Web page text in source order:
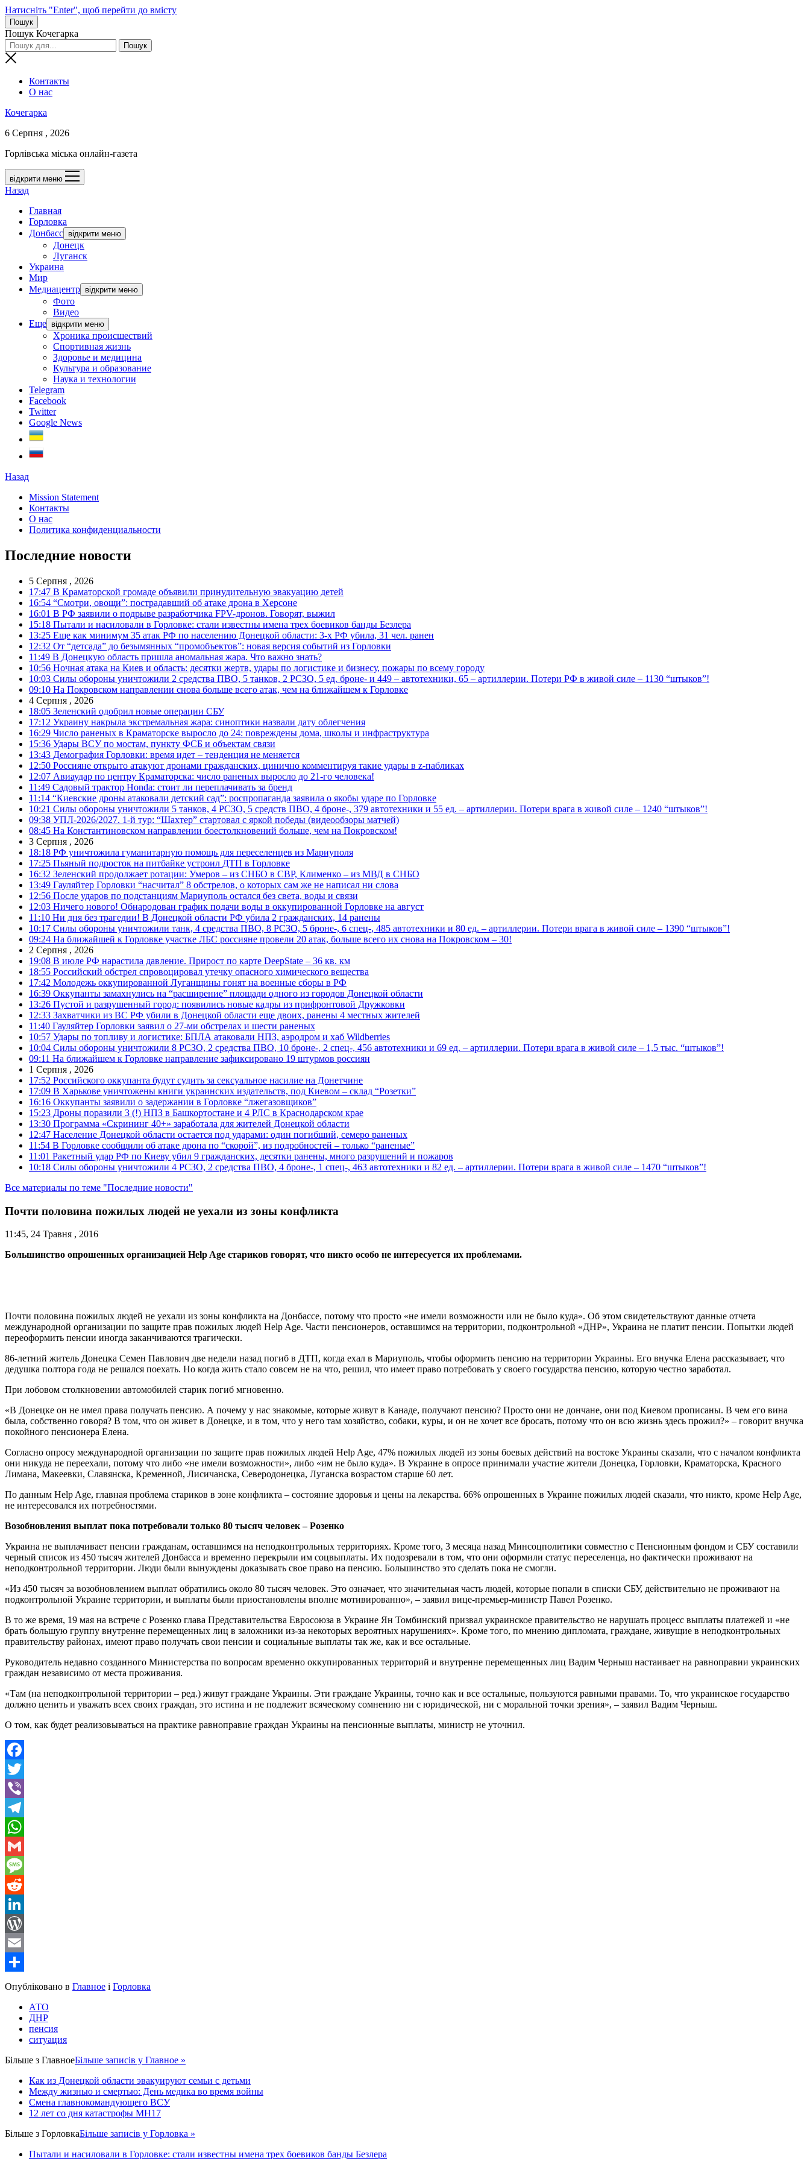
Натисніть "Enter", щоб перейти до вмісту
Пошук
Пошук Кочегарка
Контакты
О нас
Кочегарка
6 Серпня , 2026
Горлівська міська онлайн-газета
відкрити меню
Назад
Главная
Горловка
Донбасс відкрити меню
Донецк
Луганск
Украина
Мир
Медиацентр відкрити меню
Фото
Видео
Еще відкрити меню
Хроника происшествий
Спортивная жизнь
Здоровье и медицина
Культура и образование
Наука и технологии
Telegram
Facebook
Twitter
Google News
Назад
Mission Statement
Контакты
О нас
Политика конфиденциальности
Последние новости
5 Серпня , 2026
17:47 В Краматорской громаде объявили принудительную эвакуацию детей
16:54 “Смотри, овощи”: пострадавший об атаке дрона в Херсоне
16:01 В РФ заявили о подрыве разработчика FPV-дронов. Говорят, выжил
15:18 Пытали и насиловали в Горловке: стали известны имена трех боевиков банды Безлера
13:25 Еще как минимум 35 атак РФ по населению Донецкой области: 3-х РФ убила, 31 чел. ранен
12:32 От “детсада” до безымянных “промобъектов”: новая версия событий из Горловки
11:49 В Донецкую область пришла аномальная жара. Что важно знать?
10:56 Ночная атака на Киев и область: десятки жертв, удары по логистике и бизнесу, пожары по всему городу
10:03 Силы обороны уничтожили 2 средства ПВО, 5 танков, 2 РСЗО, 5 ед. броне- и 449 – автотехники, 65 – артиллерии. Потери РФ в живой силе – 1130 “штыков”!
09:10 На Покровском направлении снова больше всего атак, чем на ближайшем к Горловке
4 Серпня , 2026
18:05 Зеленский одобрил новые операции СБУ
17:12 Украину накрыла экстремальная жара: синоптики назвали дату облегчения
16:29 Число раненых в Краматорске выросло до 24: повреждены дома, школы и инфраструктура
15:36 Удары ВСУ по мостам, пункту ФСБ и объектам связи
13:43 Демография Горловки: время идет – тенденция не меняется
12:50 Россияне открыто атакуют дронами гражданских, цинично комментируя такие удары в z-пабликах
12:07 Авиаудар по центру Краматорска: число раненых выросло до 21-го человека!
11:49 Садовый трактор Honda: стоит ли переплачивать за бренд
11:14 “Киевские дроны атаковали детский сад”: роспропаганда заявила о якобы ударе по Горловке
10:21 Силы обороны уничтожили 5 танков, 4 РСЗО, 5 средств ПВО, 4 броне-, 379 автотехники и 55 ед. – артиллерии. Потери врага в живой силе – 1240 “штыков”!
09:38 УПЛ-2026/2027. 1-й тур: “Шахтер” стартовал с яркой победы (видеообзоры матчей)
08:45 На Константиновском направлении боестолкновений больше, чем на Покровском!
3 Серпня , 2026
18:18 РФ уничтожила гуманитарную помощь для переселенцев из Мариуполя
17:25 Пьяный подросток на питбайке устроил ДТП в Горловке
16:32 Зеленский продолжает ротации: Умеров – из СНБО в СВР, Клименко – из МВД в СНБО
13:49 Гауляйтер Горловки “насчитал” 8 обстрелов, о которых сам же не написал ни слова
12:56 После ударов по подстанциям Мариуполь остался без света, воды и связи
12:03 Ничего нового! Обнародован график подачи воды в оккупированной Горловке на август
11:10 Ни дня без трагедии! В Донецкой области РФ убила 2 гражданских, 14 ранены
10:17 Силы обороны уничтожили танк, 4 средства ПВО, 8 РСЗО, 5 броне-, 6 спец-, 485 автотехники и 80 ед. – артиллерии. Потери врага в живой силе – 1390 “штыков”!
09:24 На ближайшей к Горловке участке ЛБС россияне провели 20 атак, больше всего их снова на Покровском – 30!
2 Серпня , 2026
19:08 В июле РФ нарастила давление. Прирост по карте DeepState – 36 кв. км
18:55 Российский обстрел спровоцировал утечку опасного химического вещества
17:42 Молодежь оккупированной Луганщины гонят на военные сборы в РФ
16:39 Оккупанты замахнулись на “расширение” площади одного из городов Донецкой области
13:26 Пустой и разрушенный город: появились новые кадры из прифронтовой Дружковки
12:33 Захватчики из ВС РФ убили в Донецкой области еще двоих, ранены 4 местных жителей
11:40 Гауляйтер Горловки заявил о 27-ми обстрелах и шести раненых
10:57 Удары по топливу и логистике: БПЛА атаковали НПЗ, аэродром и хаб Wildberries
10:04 Силы обороны уничтожили 8 РСЗО, 2 средства ПВО, 10 броне-, 2 спец-, 456 автотехники и 69 ед. – артиллерии. Потери врага в живой силе – 1,5 тыс. “штыков”!
09:11 На ближайшем к Горловке направление зафиксировано 19 штурмов россиян
1 Серпня , 2026
17:52 Российского оккупанта будут судить за сексуальное насилие на Донетчине
17:09 В Харькове уничтожены книги украинских издательств, под Киевом – склад “Розетки”
16:16 Оккупанты заявили о задержании в Горловке “лжегазовщиков”
15:23 Дроны поразили 3 (!) НПЗ в Башкортостане и 4 РЛС в Краснодарском крае
13:30 Программа «Скрининг 40+» заработала для жителей Донецкой области
12:47 Население Донецкой области остается под ударами: один погибший, семеро раненых
11:54 В Горловке сообщили об атаке дрона по “скорой”, из подробностей – только “раненые”
11:01 Ракетный удар РФ по Киеву убил 9 гражданских, десятки ранены, много разрушений и пожаров
10:18 Силы обороны уничтожили 4 РСЗО, 2 средства ПВО, 4 броне-, 1 спец-, 463 автотехники и 82 ед. – артиллерии. Потери врага в живой силе – 1470 “штыков”!
Все материалы по теме "Последние новости"
Почти половина пожилых людей не уехали из зоны конфликта
11:45, 24 Травня , 2016
Большинство опрошенных организацией Help Age стариков говорят, что никто особо не интересуется их проблемами.
Почти половина пожилых людей не уехали из зоны конфликта на Донбассе, потому что просто «не имели возможности или не было куда». Об этом свидетельствуют данные отчета
международной организации по защите прав пожилых людей Help Age. Части пенсионеров, оставшимся на территории, подконтрольной «ДНР», Украина не платит пенсии. Попытки людей
переоформить пенсии иногда заканчиваются трагически.
86-летний житель Донецка Семен Павлович две недели назад погиб в ДТП, когда ехал в Мариуполь, чтобы оформить пенсию на территории Украины. Его внучка Елена рассказывает, что
дедушка полтора года не решался поехать. Но когда жить стало совсем не на что, решил, что имеет право потребовать у своего государства пенсию, которую честно заработал.
При лобовом столкновении автомобилей старик погиб мгновенно.
«В Донецке он не имел права получать пенсию. А почему у нас знакомые, которые живут в Канаде, получают пенсию? Просто они не дончане, они под Киевом прописаны. В чем его вина
была, собственно говоря? В том, что он живет в Донецке, и в том, что у него там хозяйство, собаки, куры, и он не хочет все бросать, потому что он всю жизнь здесь прожил?» – говорит внучка
покойного пенсионера Елена.
Согласно опросу международной организации по защите прав пожилых людей Help Age, 47% пожилых людей из зоны боевых действий на востоке Украины сказали, что с началом конфликта
они никуда не переехали, потому что либо «не имели возможности», либо «им не было куда». В Украине в опросе принимали участие жители Донецка, Горловки, Краматорска, Красного
Лимана, Макеевки, Славянска, Кременной, Лисичанска, Северодонецка, Луганска возрастом старше 60 лет.
По данным Help Age, главная проблема стариков в зоне конфликта – состояние здоровья и цены на лекарства. 66% опрошенных в Украине пожилых людей сказали, что никто, кроме Help Age,
не интересовался их потребностями.
Возобновления выплат пока потребовали только 80 тысяч человек – Розенко
Украина не выплачивает пенсии гражданам, оставшимся на неподконтрольных территориях. Кроме того, 3 месяца назад Минсоцполитики совместно с Пенсионным фондом и СБУ составили
черный список из 450 тысяч жителей Донбасса и временно перекрыли им соцвыплаты. Их подозревали в том, что они оформили статус переселенца, но фактически проживают на
неподконтрольной территории. Люди были вынуждены доказывать свое право на пенсию. Большинство это сделать пока не смогли.
«Из 450 тысяч за возобновлением выплат обратились около 80 тысяч человек. Это означает, что значительная часть людей, которые попали в списки СБУ, действительно не проживают на
подконтрольной Украине территории, и выплаты были приостановлены вполне мотивированно», – заявил вице-премьер-министр Павел Розенко.
В то же время, 19 мая на встрече с Розенко глава Представительства Евросоюза в Украине Ян Томбинский призвал украинское правительство не нарушать процесс выплаты платежей и «не
брать большую группу внутренне перемещенных лиц в заложники из-за некоторых вероятных нарушениях». Кроме того, по мнению дипломата, граждане, живущие в неподконтрольных
правительству районах, имеют право получать свои пенсии и социальные выплаты так же, как и все остальные.
Руководитель недавно созданного Министерства по вопросам временно оккупированных территорий и внутренне перемещенных лиц Вадим Черныш настаивает на равноправии украинских
граждан независимо от места проживания.
«Там (на неподконтрольной территории – ред.) живут граждане Украины. Эти граждане Украины, точно как и все остальные, пользуются равными правами. То, что украинское государство
должно ценить и уважать всех своих граждан, это истина и не подлежит всяческому сомнению ни с юридической, ни с моральной точки зрения», – заявил Вадим Черныш.
О том, как будет реализовываться на практике равноправие граждан Украины на пенсионные выплаты, министр не уточнил.
Facebook
Twitter
Viber
Telegram
WhatsApp
Gmail
Message
Reddit
LinkedIn
WordPress
Email
Share
Опубліковано в Главное і Горловка
АТО
ДНР
пенсия
ситуация
Більше з ГлавноеБільше записів у Главное »
Как из Донецкой области эвакуируют семьи с детьми
Между жизнью и смертью: День медика во время войны
Смена главнокомандующего ВСУ
12 лет со дня катастрофы MH17
Більше з ГорловкаБільше записів у Горловка »
Пытали и насиловали в Горловке: стали известны имена трех боевиков банды Безлера